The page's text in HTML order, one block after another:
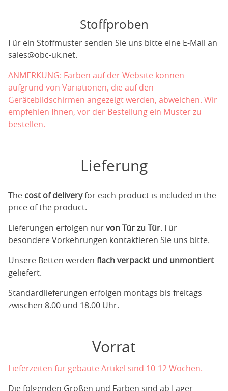
Stoffproben
Für ein Stoffmuster senden Sie uns bitte eine E-Mail an
sales@obc-uk.net.
ANMERKUNG: Farben auf der Website können
aufgrund von Variationen, die auf den
Gerätebildschirmen angezeigt werden, abweichen. Wir
empfehlen Ihnen, vor der Bestellung ein Muster zu
bestellen.
Lieferung
The cost of deliveryfor each product is included in the
price of the product.
Lieferungen erfolgen nurvon Tür zu Tür. Für
besondere Vorkehrungen kontaktieren Sie uns bitte.
Unsere Betten werden flach verpackt und unmontiert
geliefert.
Standardlieferungen erfolgen montags bis freitags
zwischen 8.00 und 18.00 Uhr.
Vorrat
Lieferzeiten für gebaute Artikel sind 10-12 Wochen.
Die folgenden Größen und Farben sind ab Lager